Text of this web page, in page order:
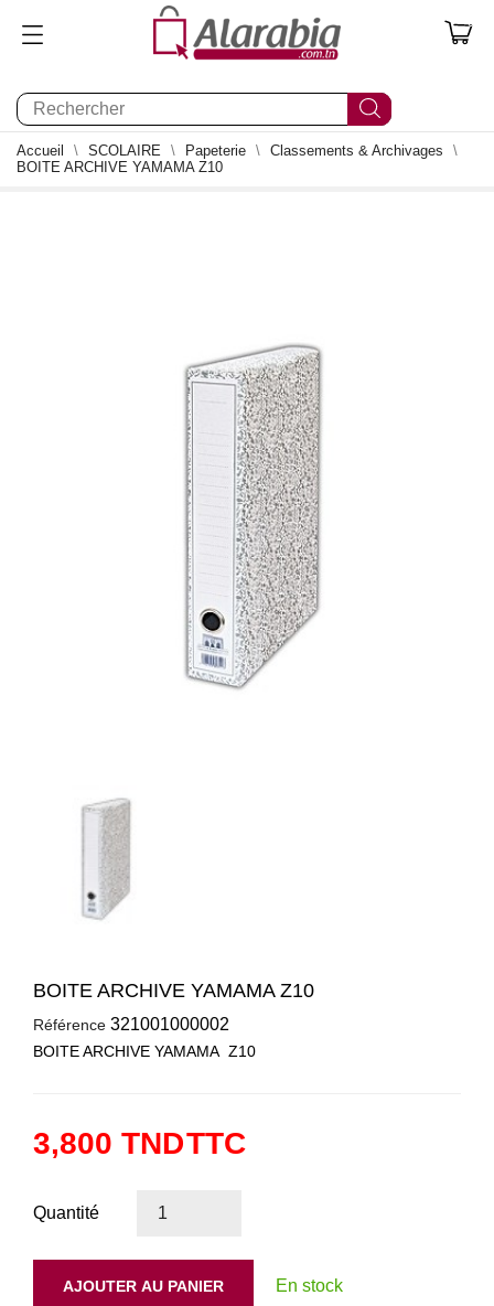
0
Accueil SCOLAIRE Papeterie
Classements & Archivages
BOITE ARCHIVE YAMAMA Z10
BOITE ARCHIVE YAMAMA Z10
Référence 321001000002
BOITE ARCHIVE YAMAMA Z10
3,800 TNDTTC
Quantité
AJOUTER AU PANIER En stock